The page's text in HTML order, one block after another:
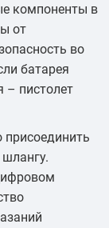
компоненты в
от
во
батарея
– пистолет